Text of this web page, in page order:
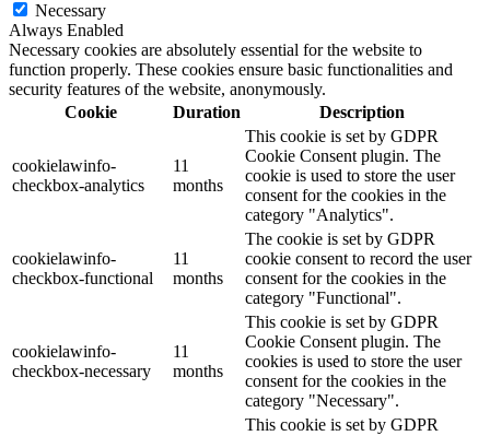
Necessary
Always Enabled
Necessary cookies are absolutely essential for the website to
function properly. These cookies ensure basic functionalities and
security features of the website, anonymously.
Cookie
Duration Description
cookielawinfo-
checkbox-analytics
11
months
This cookie is set by GDPR
Cookie Consent plugin. The
cookie is used to store the user
consent for the cookies in the
category "Analytics".
cookielawinfo-
checkbox-functional
11
months
The cookie is set by GDPR
cookie consent to record the user
consent for the cookies in the
category "Functional".
cookielawinfo-
checkbox-necessary
11
months
This cookie is set by GDPR
Cookie Consent plugin. The
cookies is used to store the user
consent for the cookies in the
category "Necessary".
This cookie is set by GDPR